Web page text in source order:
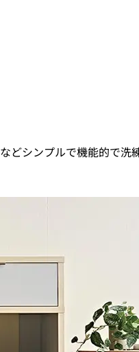
どシンプルで機能的で洗